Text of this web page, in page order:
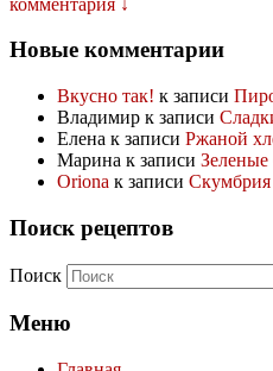
Новые комментарии
Вкусно так! к записи
Владимир к записи
Елена к записи Ржаной
Марина к записи
Oriona к записи Скумбрия
Поиск рецептов
Поиск
Меню